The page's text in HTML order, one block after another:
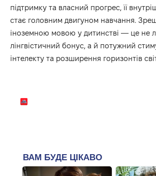
підтримку та власний прогрес, її
стає головним двигуном навчання.
іноземною мовою у дитинстві — це не
лінгвістичний бонус, а й потужний
інтелекту та розширення горизонтів